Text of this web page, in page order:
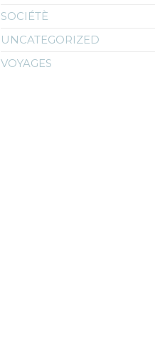
SOCIÉTÈ
UNCATEGORIZED
VOYAGES